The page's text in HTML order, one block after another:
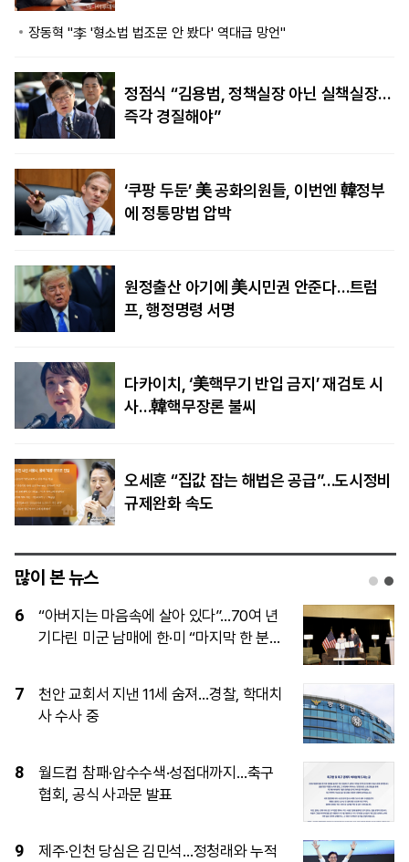
장동혁 "李 '형소법 법조문 안 봤다' 역대급 망언"
정점식 “김용범, 정책실장 아닌 실책실장…
즉각 경질해야”
‘쿠팡 두둔’ 美 공화의원들, 이번엔 韓정부
에 정통망법 압박
원정출산 아기에 美시민권 안준다…트럼
프, 행정명령 서명
다카이치, ‘美핵무기 반입 금지’ 재검토 시
사…韓핵무장론 불씨
오세훈 “집값 잡는 해법은 공급”…도시정비
규제완화 속도
많이 본 뉴스
1
이임생, 홍명보 발탁 독박 의혹에 정면 반
박…“정몽규 지시대로 했을뿐”
2
“결혼 망설이는 일 없어야”…李, ‘결혼 페
널티’ 22개 과제 점검 지시
3
[속보] 김민석, 與전당대회 제주·인천 당
원투표서 승리
4
검찰개혁 뽐내는 정청래 vs 당정협력 내